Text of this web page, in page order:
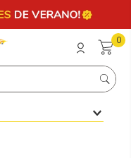
0
más buscados